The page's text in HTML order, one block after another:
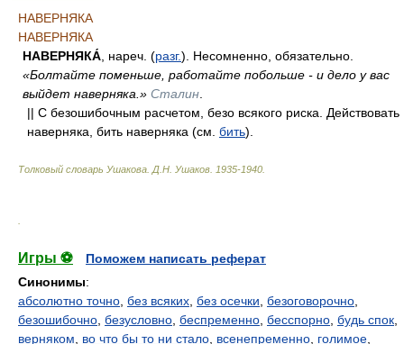
НАВЕРНЯКА
НАВЕРНЯКА
НАВЕРНЯКА́ , нареч. (разг.). Несомненно, обязательно.
«Болтайте поменьше, работайте побольше - и дело у вас
выйдет наверняка.» Сталин
|| С безошибочным расчетом, безо всякого риска. Действовать
наверняка, бить наверняка (см. бить).
Толковый словарь Ушакова Д.Н. Ушаков. 1935-1940
Игры ⚽
Поможем написать реферат
Синонимы:
абсолютно точно без всяких без осечки безоговорочно
безошибочно безусловно беспременно бесспорно будь спок
верняком
во что бы то ни стало всенепременно голимое